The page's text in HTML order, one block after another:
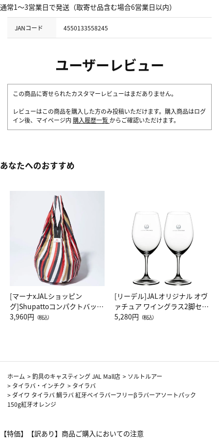
通常1～3営業日で発送（取寄せ品含む場合6営業日以内）
JANコード 4550133558245
ユーザーレビュー
この商品に寄せられたカスタマーレビューはまだありません。
レビューはこの商品を購入した方のみ投稿いただけます。購入商品はログ
イン後、マイページ内 購入履歴一覧 からご確認いただけます。
あなたへのおすすめ
[マーナxJALショッピン
グ]Shupattoコンパクトバッグ
Drop JAL客室乗務員（LC）ス
3,960円 （税込）
[リーデル]JALオリジナル オヴ
ァチュア ワイングラス2脚セッ
ト（レッドワイン）
5,280円 （税込）
ホーム >釣具のキャスティング JAL Mall店 > ソルトルアー
> タイラバ・インチク > タイラバ
> ダイワ タイラバ 鯛ラバ 紅牙ベイラバーフリーβラバーアソートパック
150g紅牙オレンジ
【特価】【訳あり】商品ご購入においての注意